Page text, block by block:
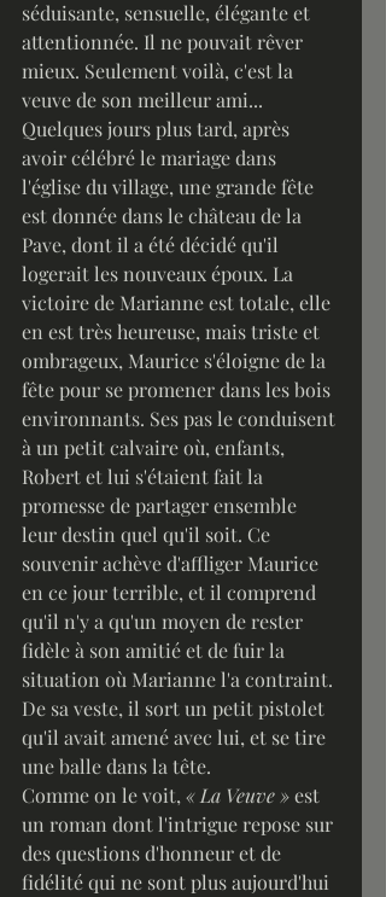
séduisante, sensuelle, élégante et
attentionnée. Il ne pouvait rêver
mieux. Seulement voilà, c'est la
veuve de son meilleur ami...
Quelques jours plus tard, après
avoir célébré le mariage dans
l'église du village, une grande fête
est donnée dans le château de la
Pave, dont il a été décidé qu'il
logerait les nouveaux époux. La
victoire de Marianne est totale, elle
en est très heureuse, mais triste et
ombrageux, Maurice s'éloigne de la
fête pour se promener dans les bois
environnants. Ses pas le conduisent
à un petit calvaire où, enfants,
Robert et lui s'étaient fait la
promesse de partager ensemble
leur destin quel qu'il soit. Ce
souvenir achève d'affliger Maurice
en ce jour terrible, et il comprend
qu'il n'y a qu'un moyen de rester
fidèle à son amitié et de fuir la
situation où Marianne l'a contraint.
De sa veste, il sort un petit pistolet
qu'il avait amené avec lui, et se tire
une balle dans la tête.
Comme on le voit, « La Veuve » est
un roman dont l'intrigue repose sur
des questions d'honneur et de
fidélité qui ne sont plus aujourd'hui